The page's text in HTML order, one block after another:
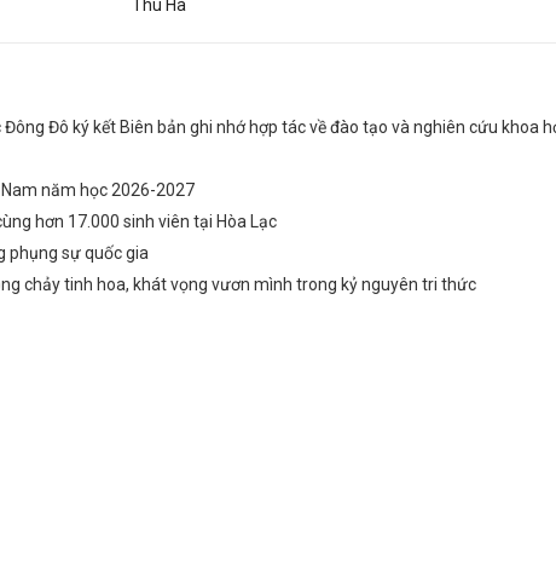
Thu Hà
Đô ký kết Biên bản ghi nhớ hợp tác về đào tạo và nghiên cứu khoa
năm học 2026-2027
hơn 17.000 sinh viên tại Hòa Lạc
phụng sự quốc gia
chảy tinh hoa, khát vọng vươn mình trong kỷ nguyên tri thức